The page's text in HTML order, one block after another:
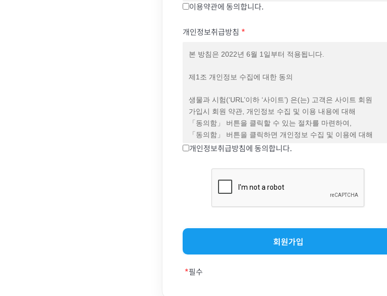
합니다.
제2조 약관의 게시와 효력, 개정
② 회사는 관련법에 위배되지 않는 범위에서 본 약관을 변경할
③ 회원은 회사가 전항에 따라 변경하는 약관에 동의하지 않을
중단 및 탈퇴 의사를 표시하고 서비스 이용 종료를 요청할 수
있습니다. 다만, 회사가 회원에게 변경된 약관의 내용을
통보하면서 회원에게 “7일 이내 의사 표시를 하지 않을 경우
의사 표시가 표명된 것으로 본다는 뜻”을 명확히
통지하였음에도 불구하고, 거부의 의사표시를 하지 아니한 경우
제3조 약관의 해석과 예외 준칙
① 회사는 제공하는 개별 서비스에 대해서 별도의 이용약관 및
경우에는 그 규정에 따릅니다.
① 서비스: 개인용 컴퓨터 (PC), TV, 휴대형 단말기,
이용약관에 동의합니다.
개인정보취급방침 *
본 방침은 2022년 6월 1일부터 적용됩니다.
제1조 개인정보 수집에 대한 동의
생물과 시험(‘URL’이하 ‘사이트’) 은(는) 고객은 사이트 회원
가입시 회원 약관, 개인정보 수집 및 이용 내용에 대해
「동의함」 버튼을 클릭할 수 있는 절차를 마련하여,
「동의함」 버튼을 클릭하면 개인정보 수집 및 이용에 대해
동의한 것으로 봅니다.
제2조 개인정보의 수집 항목 및 이용 목적
“개인정보”는 생존하는 개인에 관한 정보로서 해당 정보에
없더라도 다른 정보와 쉽게 결합하여 식별할 수 있는 것을 포함)
같습니다.
개인정보취급방침에 동의합니다.
*필수